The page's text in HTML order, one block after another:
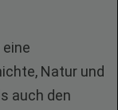
Natur und
auch den